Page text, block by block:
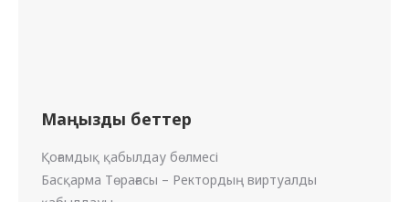
Маңызды беттер
Қоғамдық қабылдау бөлмесі
Басқарма Төрағасы – Ректордың виртуалды